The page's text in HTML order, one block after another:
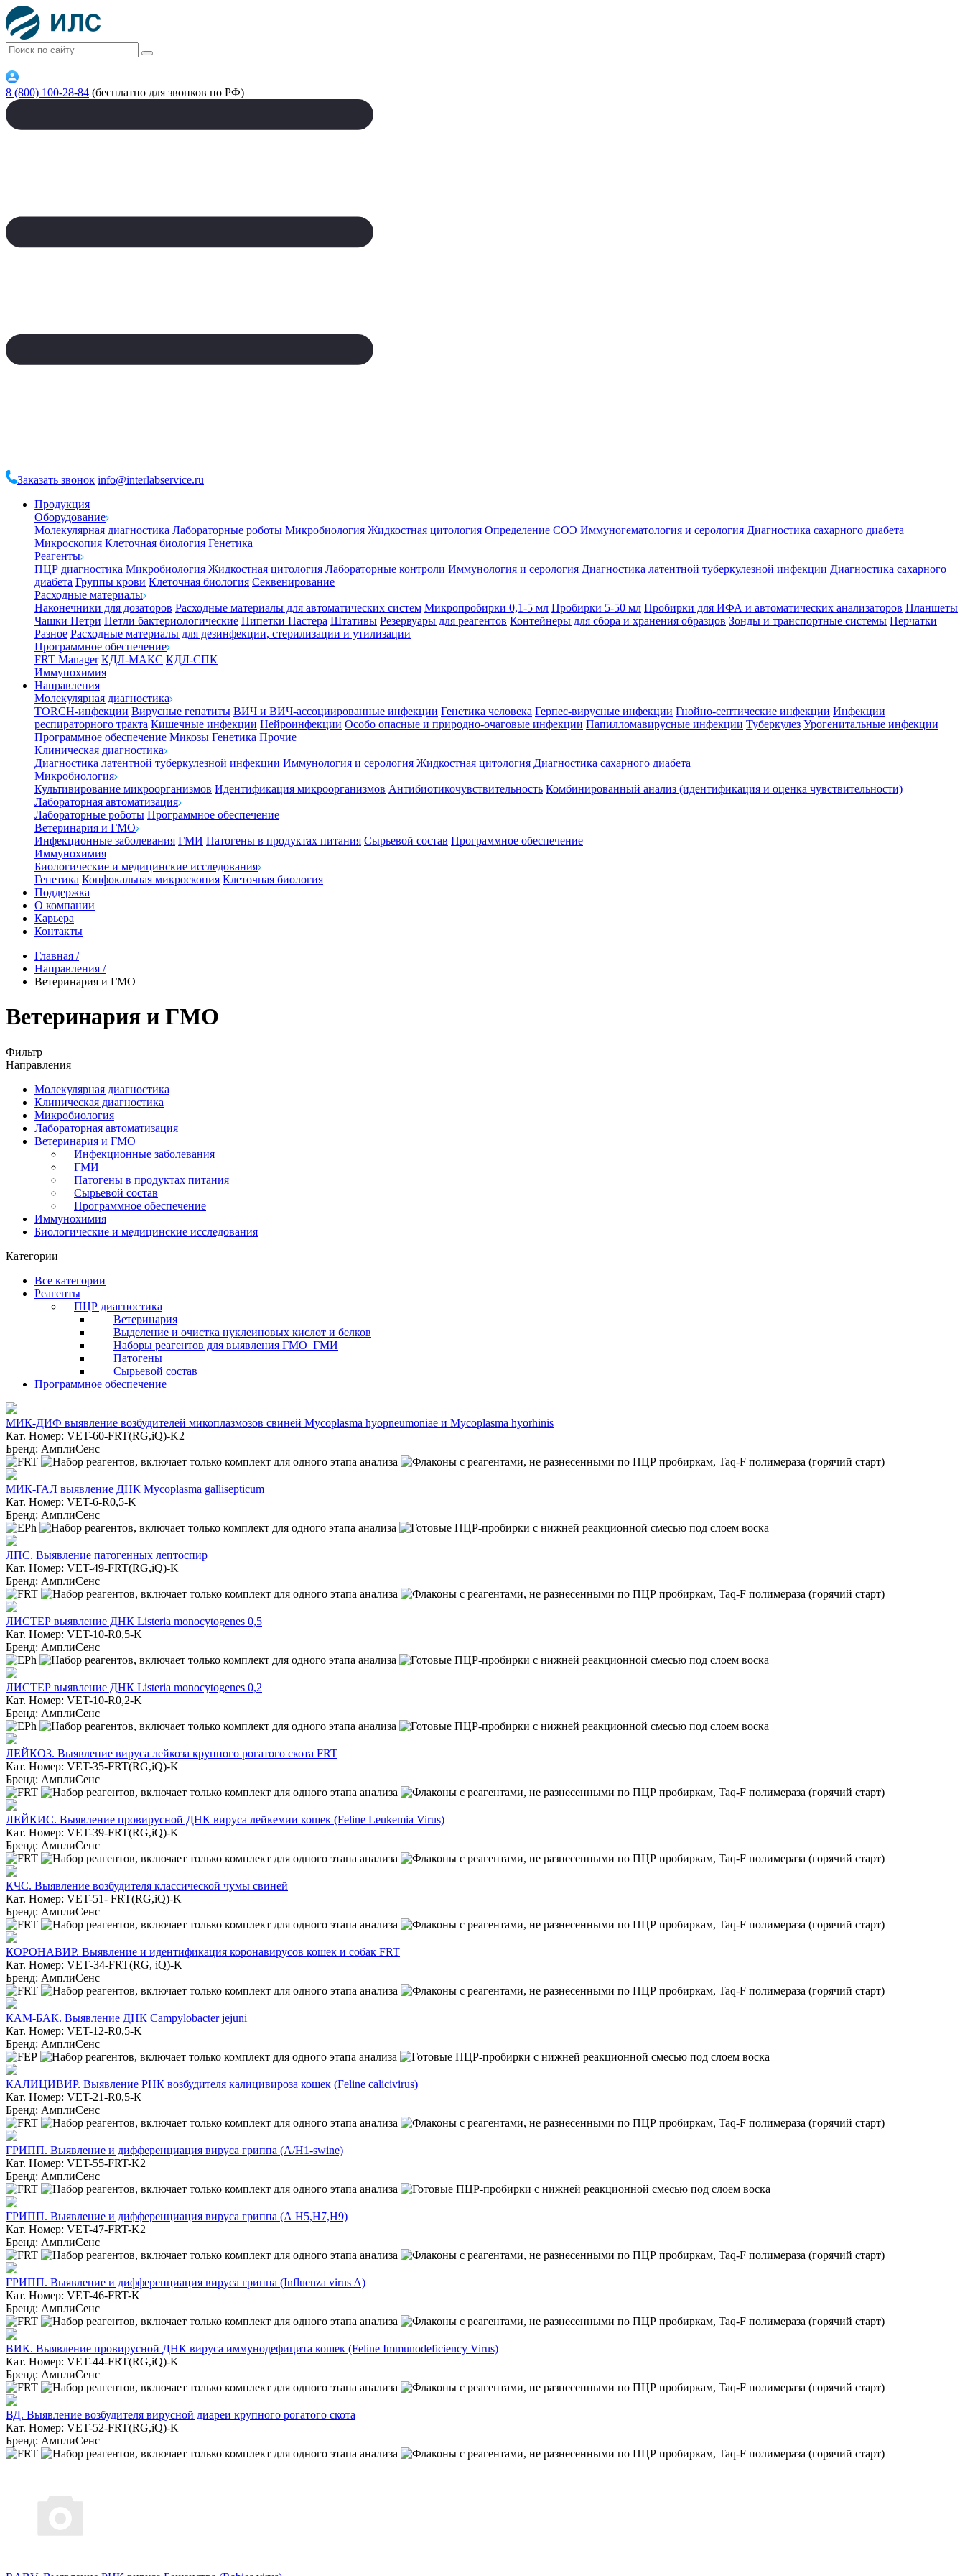
8 (800) 100-28-84 (бесплатно для звонков по РФ)
Заказать звонок info@interlabservice.ru
Продукция
Оборудование
Молекулярная диагностика Лабораторные роботы Микробиология Жидкостная цитология Определение СОЭ Иммуногематология и серология Диагностика сахарного диабета
Микроскопия Клеточная биология Генетика
Реагенты
ПЦР диагностика Микробиология Жидкостная цитология Лабораторные контроли Иммунология и серология Диагностика латентной туберкулезной инфекции Диагностика сахарного
диабета Группы крови Клеточная биология Секвенирование
Расходные материалы
Наконечники для дозаторов Расходные материалы для автоматических систем Микропробирки 0,1-5 мл Пробирки 5-50 мл Пробирки для ИФА и автоматических анализаторов Планшеты
Чашки Петри Петли бактериологические Пипетки Пастера Штативы Резервуары для реагентов Контейнеры для сбора и хранения образцов Зонды и транспортные системы Перчатки
Разное Расходные материалы для дезинфекции, стерилизации и утилизации
Программное обеспечение
FRT Manager КДЛ-МАКС КДЛ-СПК
Иммунохимия
Направления
Молекулярная диагностика
TORCH-инфекции Вирусные гепатиты ВИЧ и ВИЧ-ассоциированные инфекции Генетика человека Герпес-вирусные инфекции Гнойно-септические инфекции Инфекции
респираторного тракта Кишечные инфекции Нейроинфекции Особо опасные и природно-очаговые инфекции Папилломавирусные инфекции Туберкулез Урогенитальные инфекции
Программное обеспечение Микозы Генетика Прочие
Клиническая диагностика
Диагностика латентной туберкулезной инфекции Иммунология и серология Жидкостная цитология Диагностика сахарного диабета
Микробиология
Культивирование микроорганизмов Идентификация микроорганизмов Антибиотикочувствительность Комбинированный анализ (идентификация и оценка чувствительности)
Лабораторная автоматизация
Лабораторные роботы Программное обеспечение
Ветеринария и ГМО
Инфекционные заболевания ГМИ Патогены в продуктах питания Сырьевой состав Программное обеспечение
Иммунохимия
Биологические и медицинские исследования
Генетика Конфокальная микроскопия Клеточная биология
Поддержка
О компании
Карьера
Контакты
Главная /
Направления /
Ветеринария и ГМО
Ветеринария и ГМО
Фильтр
Направления
Молекулярная диагностика
Клиническая диагностика
Микробиология
Лабораторная автоматизация
Ветеринария и ГМО
Инфекционные заболевания
ГМИ
Патогены в продуктах питания
Сырьевой состав
Программное обеспечение
Иммунохимия
Биологические и медицинские исследования
Категории
Все категории
Реагенты
ПЦР диагностика
Ветеринария
Выделение и очистка нуклеиновых кислот и белков
Наборы реагентов для выявления ГМО_ГМИ
Патогены
Сырьевой состав
Программное обеспечение
МИК-ДИФ выявление возбудителей микоплазмозов свиней Mycoplasma hyopneumoniae и Mycoplasma hyorhinis
Кат. Номер: VET-60-FRT(RG,iQ)-K2
Бренд: АмплиСенс
МИК-ГАЛ выявление ДНК Mycoplasma gallisepticum
Кат. Номер: VET-6-R0,5-K
Бренд: АмплиСенс
ЛПС. Выявление патогенных лептоспир
Кат. Номер: VET-49-FRT(RG,iQ)-K
Бренд: АмплиСенс
ЛИСТЕР выявление ДНК Listeria monocytogenes 0,5
Кат. Номер: VET-10-R0,5-K
Бренд: АмплиСенс
ЛИСТЕР выявление ДНК Listeria monocytogenes 0,2
Кат. Номер: VET-10-R0,2-K
Бренд: АмплиСенс
ЛЕЙКОЗ. Выявление вируса лейкоза крупного рогатого скота FRT
Кат. Номер: VET-35-FRT(RG,iQ)-K
Бренд: АмплиСенс
ЛЕЙКИС. Выявление провирусной ДНК вируса лейкемии кошек (Feline Leukemia Virus)
Кат. Номер: VET-39-FRT(RG,iQ)-K
Бренд: АмплиСенс
КЧС. Выявление возбудителя классической чумы свиней
Кат. Номер: VET-51- FRT(RG,iQ)-K
Бренд: АмплиСенс
КОРОНАВИР. Выявление и идентификация коронавирусов кошек и собак FRT
Кат. Номер: VET‑34-FRT(RG, iQ)-K
Бренд: АмплиСенс
КАМ-БАК. Выявление ДНК Campylobacter jejuni
Кат. Номер: VET-12-R0,5-K
Бренд: АмплиСенс
КАЛИЦИВИР. Выявление РНК возбудителя калицивироза кошек (Feline calicivirus)
Кат. Номер: VET-21-R0,5-К
Бренд: АмплиСенс
ГРИПП. Выявление и дифференциация вируса гриппа (A/H1-swine)
Кат. Номер: VET-55-FRT-K2
Бренд: АмплиСенс
ГРИПП. Выявление и дифференциация вируса гриппа (А H5,H7,H9)
Кат. Номер: VET-47-FRT-K2
Бренд: АмплиСенс
ГРИПП. Выявление и дифференциация вируса гриппа (Influenza virus A)
Кат. Номер: VET-46-FRT-K
Бренд: АмплиСенс
ВИК. Выявление провирусной ДНК вируса иммунодефицита кошек (Feline Immunodeficiency Virus)
Кат. Номер: VET-44-FRT(RG,iQ)-K
Бренд: АмплиСенс
ВД. Выявление возбудителя вирусной диареи крупного рогатого скота
Кат. Номер: VET-52-FRT(RG,iQ)-K
Бренд: АмплиСенс